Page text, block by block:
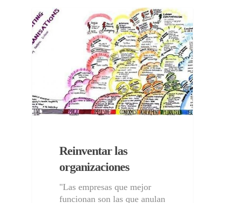
NOTAS
Reinventar las
organizaciones
"Las empresas que mejor
funcionan son las que anulan